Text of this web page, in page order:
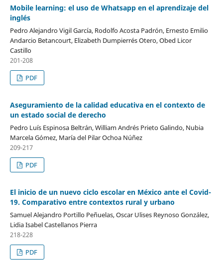
Mobile learning: el uso de Whatsapp en el aprendizaje del
inglés
Pedro Alejandro Vigil García, Rodolfo Acosta Padrón, Ernesto Emilio
Andarcio Betancourt, Elizabeth Dumpierrés Otero, Obed Licor
Castillo
201-208
PDF
Aseguramiento de la calidad educativa en el contexto de
un estado social de derecho
Pedro Luís Espinosa Beltrán, William Andrés Prieto Galindo, Nubia
Marcela Gómez, María del Pilar Ochoa Núñez
209-217
PDF
El inicio de un nuevo ciclo escolar en México ante el Covid-
19. Comparativo entre contextos rural y urbano
Samuel Alejandro Portillo Peñuelas, Oscar Ulises Reynoso González,
Lidia Isabel Castellanos Pierra
218-228
PDF